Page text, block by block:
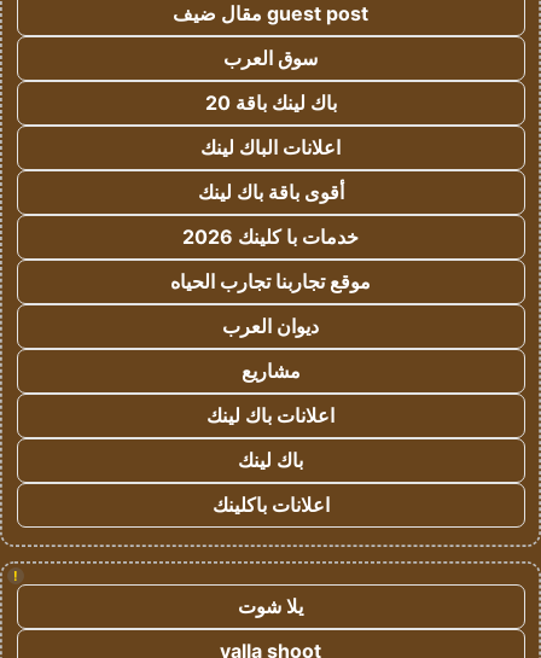
guest post مقال ضيف
سوق العرب
باك لينك باقة 20
اعلانات الباك لينك
أقوى باقة باك لينك
خدمات با كلينك 2026
موقع تجاربنا تجارب الحياه
ديوان العرب
مشاريع
اعلانات باك لينك
باك لينك
اعلانات باكلينك
!
يلا شوت
yalla shoot